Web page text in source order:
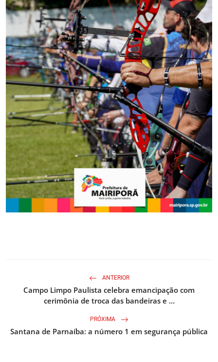
ANTERIOR
Campo Limpo Paulista celebra emancipação com
cerimônia de troca das bandeiras e ...
PRÓXIMA
Santana de Parnaíba: a número 1 em segurança pública